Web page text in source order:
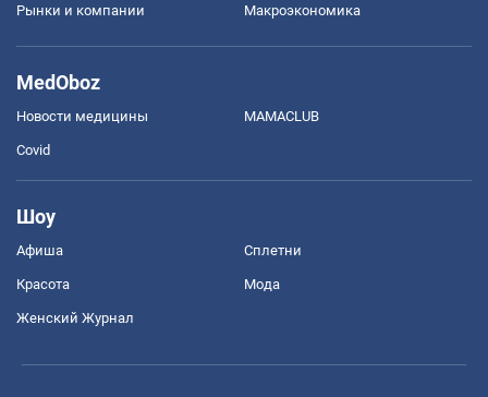
Рынки и компании Mакроэкономика
MedOboz
Новости медицины MAMACLUB
Covid
Шоу
Афиша Сплетни
Красота Мода
Женский Журнал